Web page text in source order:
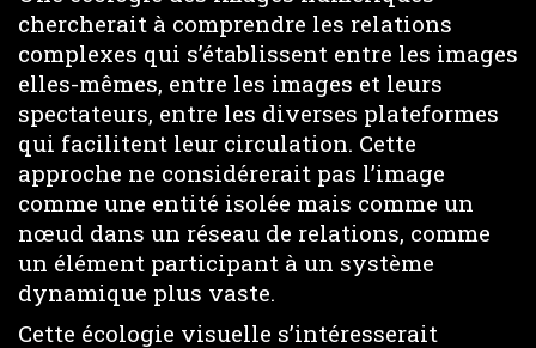
chercherait à comprendre les relations
complexes qui s’établissent entre les images
elles-mêmes, entre les images et leurs
spectateurs, entre les diverses plateformes
qui facilitent leur circulation. Cette
approche ne considérerait pas l’image
comme une entité isolée mais comme un
nœud dans un réseau de relations, comme
un élément participant à un système
dynamique plus vaste.
Cette écologie visuelle s’intéresserait